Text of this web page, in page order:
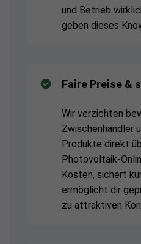
und Betrieb
geben dieses
Faire Preise &
Wir verzichten
Zwischenhändler
Produkte direkt
Photovoltaik-
Kosten, sichert
ermöglicht dir
zu attraktiven